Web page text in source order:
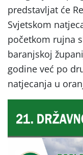
predstavljat će
Svjetskom
početkom rujna
baranjskoj
godine već po
natjecanja u